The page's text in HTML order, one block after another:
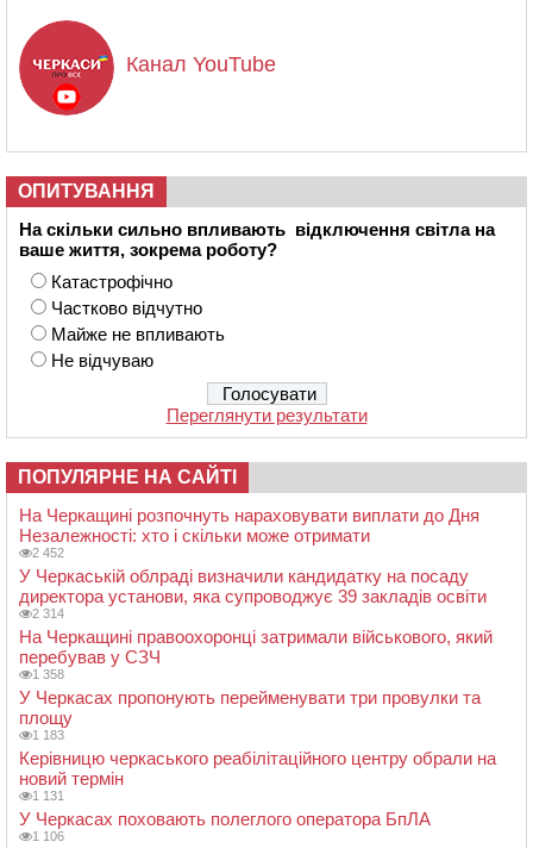
Канал YouTube
ОПИТУВАННЯ
На скільки сильно впливають відключення світла на
ваше життя, зокрема роботу?
Катастрофічно
Частково відчутно
Майже не впливають
Не відчуваю
Переглянути результати
ПОПУЛЯРНЕ НА САЙТІ
На Черкащині розпочнуть нараховувати виплати до Дня
Незалежності: хто і скільки може отримати
2 452
У Черкаській облраді визначили кандидатку на посаду
директора установи, яка супроводжує 39 закладів освіти
2 314
На Черкащині правоохоронці затримали військового, який
перебував у СЗЧ
1 358
У Черкасах пропонують перейменувати три провулки та
площу
1 183
Керівницю черкаського реабілітаційного центру обрали на
новий термін
1 131
У Черкасах поховають полеглого оператора БпЛА
1 106